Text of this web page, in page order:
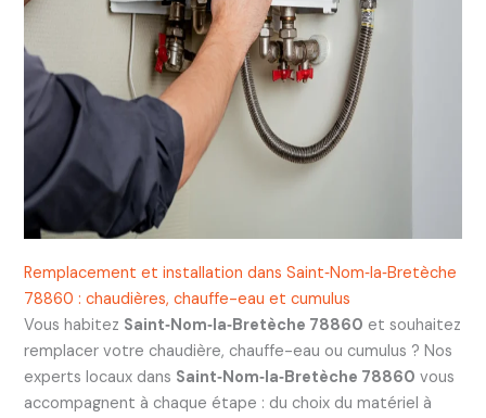
Remplacement et installation dans Saint‑Nom‑la‑Bretèche
78860 : chaudières, chauffe-eau et cumulus
Vous habitez Saint‑Nom‑la‑Bretèche 78860 et souhaitez
remplacer votre chaudière, chauffe-eau ou cumulus ? Nos
experts locaux dans Saint‑Nom‑la‑Bretèche 78860 vous
accompagnent à chaque étape : du choix du matériel à